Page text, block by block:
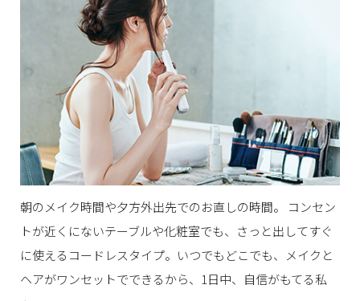
朝のメイク時間や夕方外出先でのお直しの時間。
コンセン
トが近くにないテーブルや化粧室でも、さっと出してすぐ
に使えるコードレスタイプ。いつでもどこでも、メイクと
ヘアがワンセットでできるから、1日中、自信がもてる私